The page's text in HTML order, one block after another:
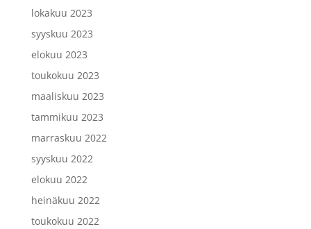
lokakuu 2023
syyskuu 2023
elokuu 2023
toukokuu 2023
maaliskuu 2023
tammikuu 2023
marraskuu 2022
syyskuu 2022
elokuu 2022
heinäkuu 2022
toukokuu 2022